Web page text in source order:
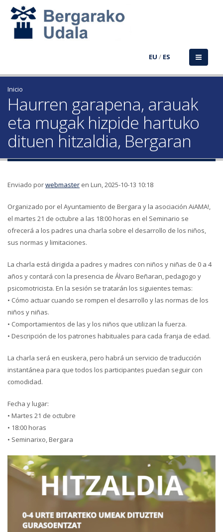
EU / ES
Inicio
Haurren garapena, arauak
eta mugak hizpide hartuko
dituen hitzaldia, Bergaran
Enviado porwebmaster en Lun, 2025-10-13 10:18
Organizado por el Ayuntamiento de Bergara y la asociación AiAMA!,
el martes 21 de octubre a las 18:00 horas en el Seminario se
ofrecerá a los padres una charla sobre el desarrollo de los niños,
sus normas y limitaciones.
La charla está dirigida a padres y madres con niños y niñas de 0 a 4
años y contará con la presencia de Álvaro Beñaran, pedagogo y
psicomotricista. En la sesión se tratarán los siguientes temas:
• Cómo actuar cuando se rompen el desarrollo y las normas de los
niños y niñas.
• Comportamientos de las y los niños que utilizan la fuerza.
• Descripción de los patrones habituales para cada franja de edad.
La charla será en euskera, pero habrá un servicio de traducción
instantánea para que todos los participantes puedan seguir con
comodidad.
Fecha y lugar:
• Martes 21 de octubre
• 18:00 horas
• Seminarixo, Bergara